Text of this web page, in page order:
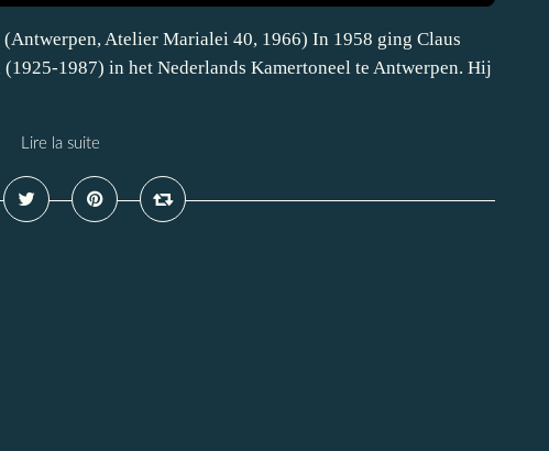
Atelier Marialei 40, 1966) In 1958 ging Claus
1987) in het Nederlands Kamertoneel te Antwerpen. Hij
Lire la suite